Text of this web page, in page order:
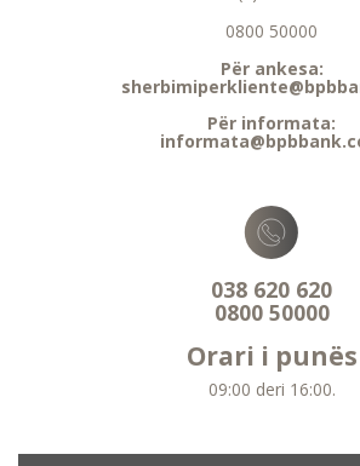
0800 50000
Për ankesa:
Për informata:
038 620 620
0800 50000
Orari i punës
09:00 deri 16:00.